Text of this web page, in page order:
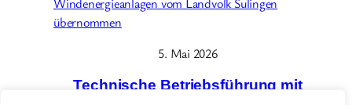
5. Mai 2026
Technische Betriebsführung mit